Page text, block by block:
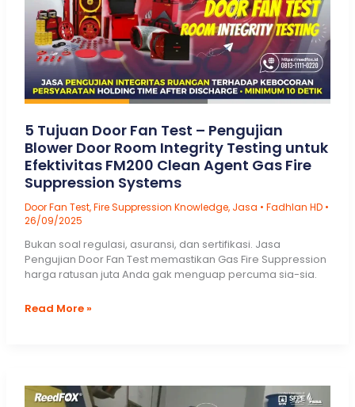
Mencegahnya
Meledak,
Tapi
Ada
yang
Lebih
5 Tujuan Door Fan Test – Pengujian
Blower Door Room Integrity Testing untuk
Efektivitas FM200 Clean Agent Gas Fire
Suppression Systems
Door Fan Test,Fire Suppression Knowledge, Jasa • Fadhlan HD •
26/09/2025
Bukan soal regulasi, asuransi, dan sertifikasi. Jasa
Pengujian Door Fan Test memastikan Gas Fire Suppression
harga ratusan juta Anda gak menguap percuma sia-sia.
5
–
Pengujian
Read More »